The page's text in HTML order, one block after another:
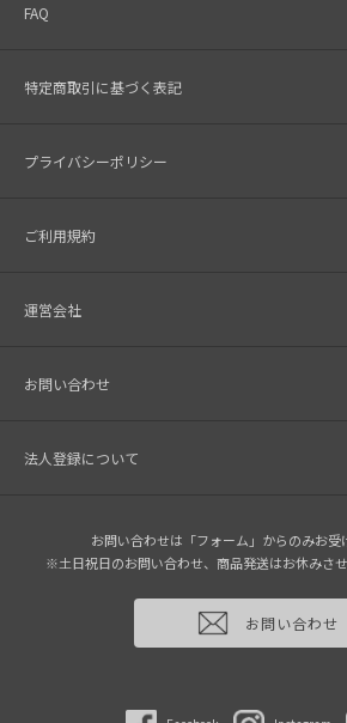
FAQ
特定商取引に基づく表記
プライバシーポリシー
ご利用規約
運営会社
お問い合わせ
法人登録について
お問い合わせは「フォーム」からのみお受
※土日祝日のお問い合わせ、商品発送はお休みさせ
お問い合わせ